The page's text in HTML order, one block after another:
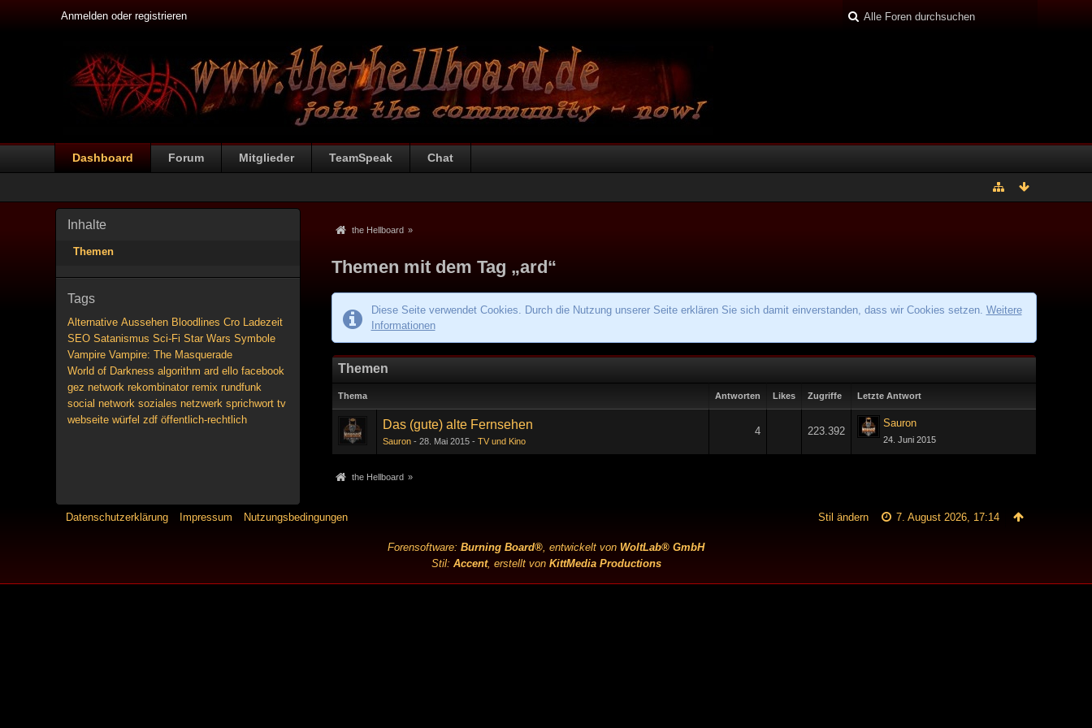
Anmelden oder registrieren
Dashboard Forum Mitglieder TeamSpeak Chat
Inhalte
Themen
Tags
Alternative Aussehen Bloodlines Cro Ladezeit
SEO Satanismus Sci-Fi Star Wars Symbole
Vampire Vampire: The Masquerade
World of Darkness algorithm ard ello facebook
gez network rekombinator remix rundfunk
social network soziales netzwerk sprichwort tv
webseite würfel zdf öffentlich-rechtlich
the Hellboard »
Themen mit dem Tag „ard“
Diese Seite verwendet Cookies. Durch die Nutzung unserer Seite erklären Sie sich damit einverstanden, dass wir Cookies setzen. Weitere
Informationen
Themen
Thema Antworten Likes Zugriffe Letzte Antwort
Das (gute) alte Fernsehen
Sauron 28. Mai 2015 TV und Kino
4 223.392
Sauron
24. Juni 2015
the Hellboard »
Datenschutzerklärung Impressum Nutzungsbedingungen 7. August 2026, 17:14
Stil ändern
Forensoftware: Burning Board®, entwickelt von WoltLab® GmbH
Stil: Accent, erstellt von KittMedia Productions